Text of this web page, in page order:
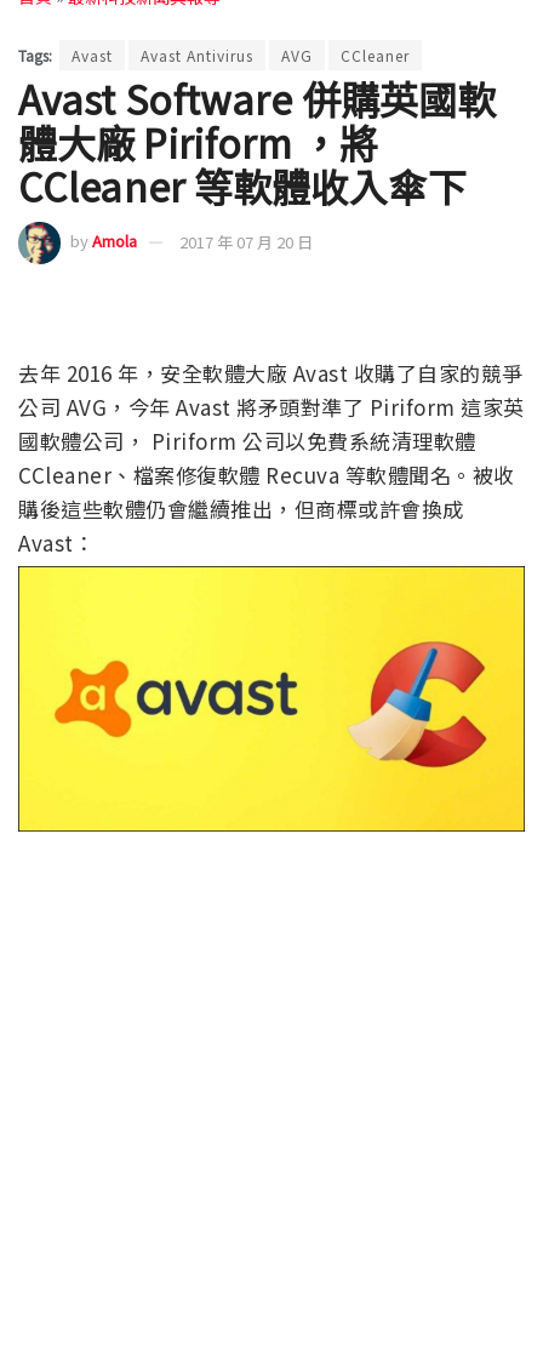
Tags: Avast Avast Antivirus AVG CCleaner
Avast Software 併購英國軟
體大廠 Piriform ，將
CCleaner 等軟體收入傘下
byAmola 2017 年 07 月 20 日
去年 2016 年，安全軟體大廠 Avast 收購了自家的競爭
公司 AVG，今年 Avast 將矛頭對準了 Piriform 這家英
國軟體公司， Piriform 公司以免費系統清理軟體
CCleaner、檔案修復軟體 Recuva 等軟體聞名。被收
購後這些軟體仍會繼續推出，但商標或許會換成
Avast：